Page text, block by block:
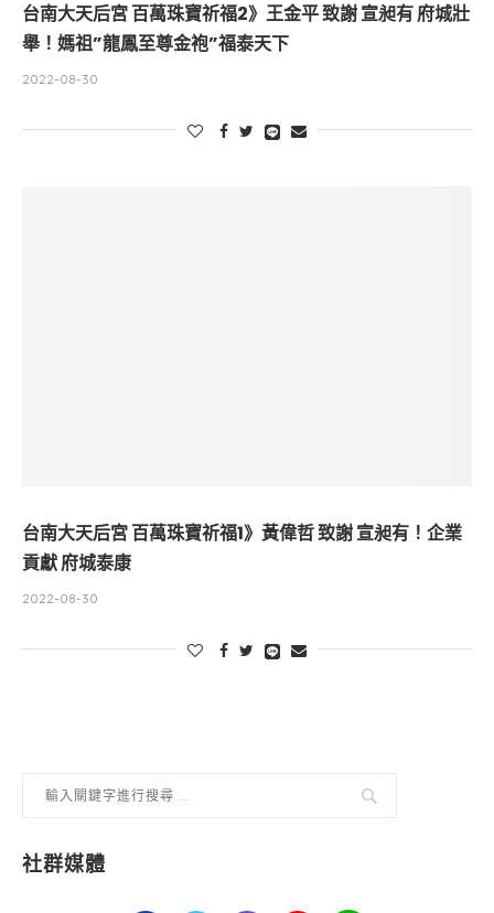
台南大天后宮 百萬珠寶祈福2》王金平 致謝 宣昶有 府城壯
舉！媽祖”龍鳳至尊金袍”福泰天下
2022-08-30
台南大天后宮 百萬珠寶祈福1》黃偉哲 致謝 宣昶有！企業
貢獻 府城泰康
2022-08-30
社群媒體